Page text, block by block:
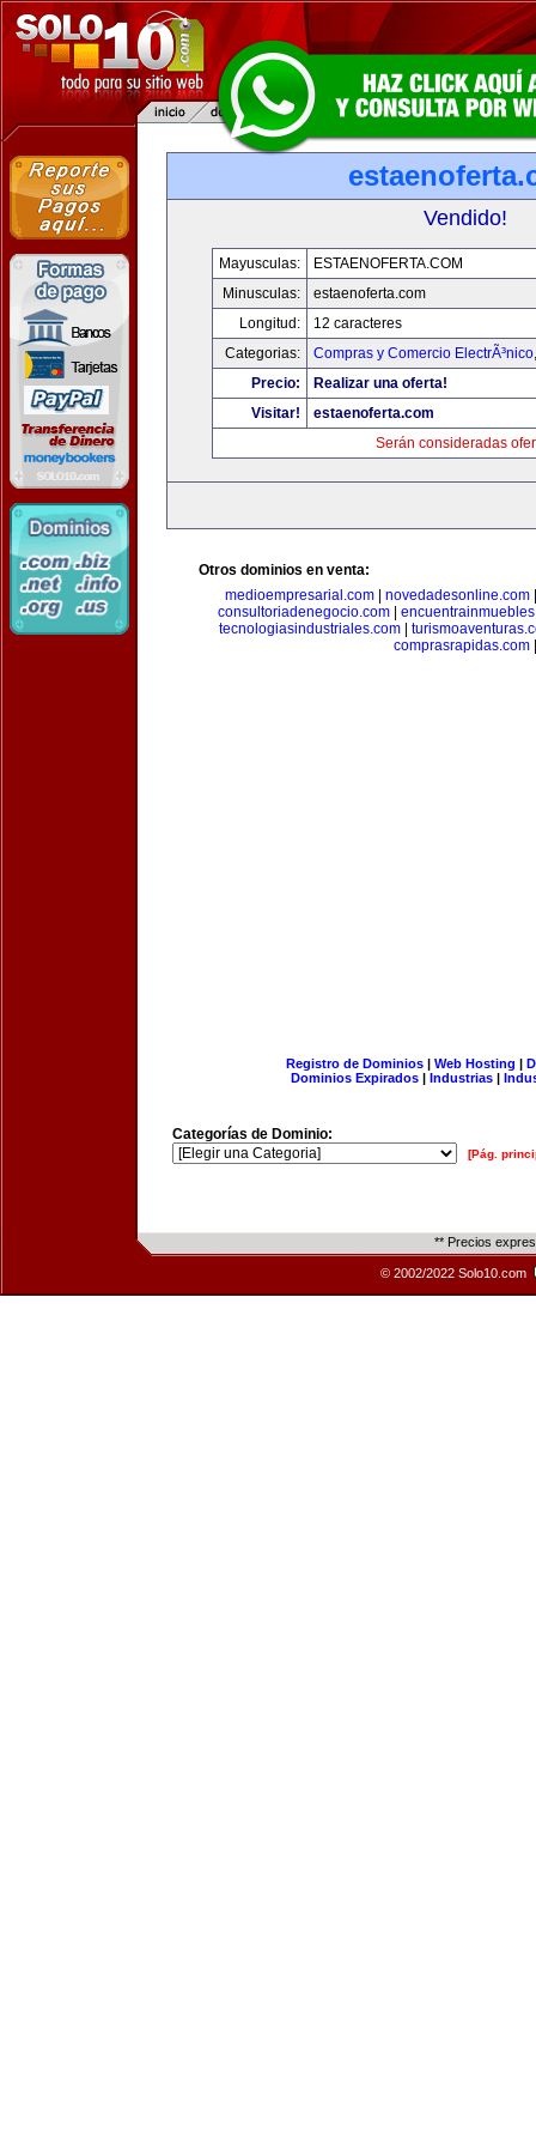
Vendido!
Mayusculas:
ESTAENOFERTA.COM
Minusculas:
estaenoferta.com
Longitud:
12 caracteres
Categorias:
Compras y Comercio ElectrÃ³nico
Precio:
Realizar una oferta!
Visitar!
estaenoferta.com
Serán consideradas
Otros dominios en venta:
medioempresarial.com| novedadesonline.com
consultoriadenegocio.com|
tecnologiasindustriales.com|
comprasrapidas.com
Registro de Dominios| Web Hosting |
Dominios Expirados | Industrias |
Categorías de Dominio:
[Pág.
** Precios
© 2002/2022 Solo10.com